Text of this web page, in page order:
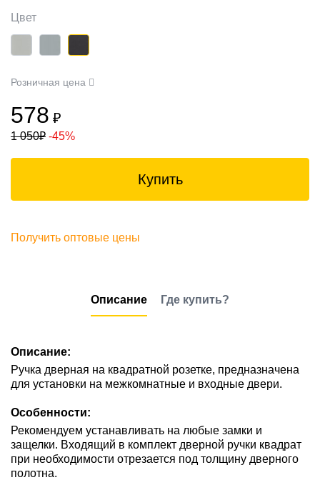
Цвет
Розничная цена
578 ₽
1 050₽ -45%
Купить
Получить оптовые цены
Описание Где купить?
Описание:
Ручка дверная на квадратной розетке, предназначена
для установки на межкомнатные и входные двери.
Особенности:
Рекомендуем устанавливать на любые замки и
защелки. Входящий в комплект дверной ручки квадрат
при необходимости отрезается под толщину дверного
полотна.